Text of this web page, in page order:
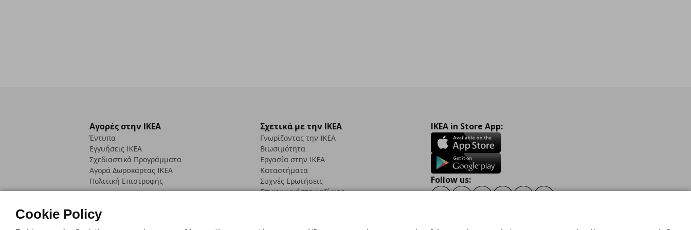
Αγορές στην IKEA
Έντυπα
Εγγυήσεις IKEA
Σχεδιαστικά Προγράμματα
Αγορά Δωρoκάρτας IKEA
Πολιτική Επιστροφής
Σχετικά με την IKEA
Γνωρίζοντας την IKEA
Βιωσιμότητα
Εργασία στην IKEA
Καταστήματα
Συχνές Ερωτήσεις
Επικοινωνήστε μαζί μας
IKEA in Store App:
Follow us:
Cookie Policy